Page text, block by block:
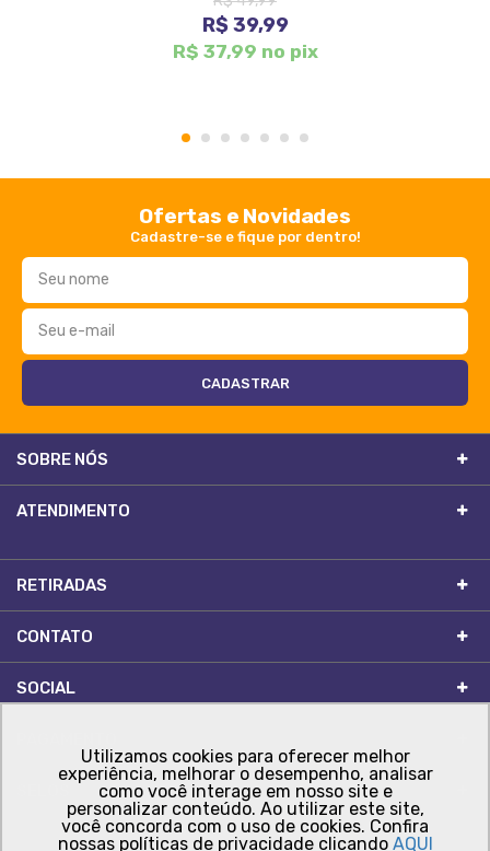
R$ 39,99
R$ 37,99 no pix
1 2 3 4 5 6 7
Ofertas e Novidades
Cadastre-se e fique por dentro!
SOBRE NÓS
ATENDIMENTO
RETIRADAS
CONTATO
SOCIAL
Utilizamos cookies para oferecer melhor
experiência, melhorar o desempenho, analisar
como você interage em nosso site e
personalizar conteúdo. Ao utilizar este site,
você concorda com o uso de cookies. Confira
nossas políticas de privacidade clicando AQUI